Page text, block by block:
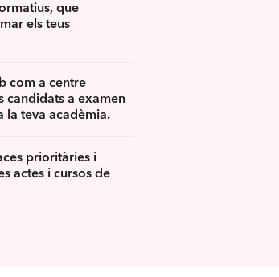
que
els teus
com a centre
candidats a examen
la teva acadèmia.
prioritàries i
actes i cursos de